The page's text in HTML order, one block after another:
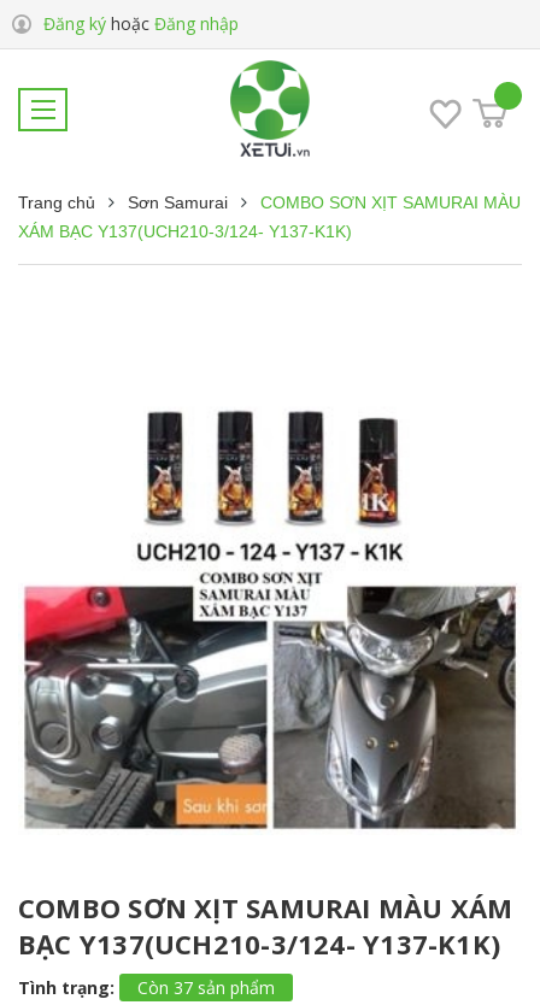
Đăng ký hoặc Đăng nhập
Trang chủ Sơn Samurai
COMBO SƠN XỊT SAMURAI MÀU
XÁM BẠC Y137(UCH210-3/124- Y137-K1K)
COMBO SƠN XỊT SAMURAI MÀU XÁM
BẠC Y137(UCH210-3/124- Y137-K1K)
Tình trạng: Còn 37 sản phẩm